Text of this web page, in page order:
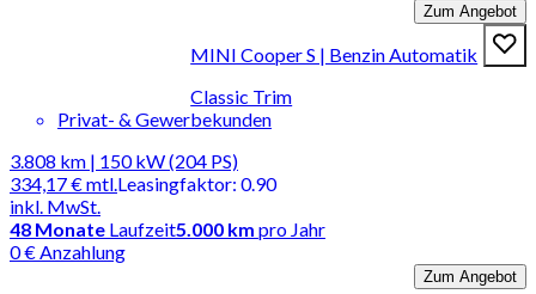
Zum Angebot
MINI Cooper S | Benzin Automatik
Classic Trim
Privat- & Gewerbekunden
3.808 km | 150 kW (204 PS)
334,17 €mtl.
inkl. MwSt.
Leasingfaktor: 0.90
48 Monate Laufzeit5.000 km pro Jahr
0 € Anzahlung
Zum Angebot